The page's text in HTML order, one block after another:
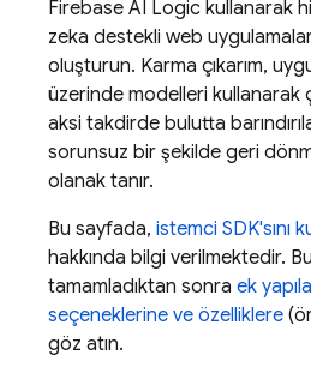
Firebase AI Logic kullanarak
zeka destekli web
oluşturun. Karma çıkarım,
üzerinde modelleri kullanarak
aksi takdirde bulutta
sorunsuz bir şekilde geri
olanak tanır.
Bu sayfada, istemci SDK'sını
hakkında bilgi verilmektedir.
tamamladıktan sonra ek
seçeneklerine ve özelliklere
göz atın.